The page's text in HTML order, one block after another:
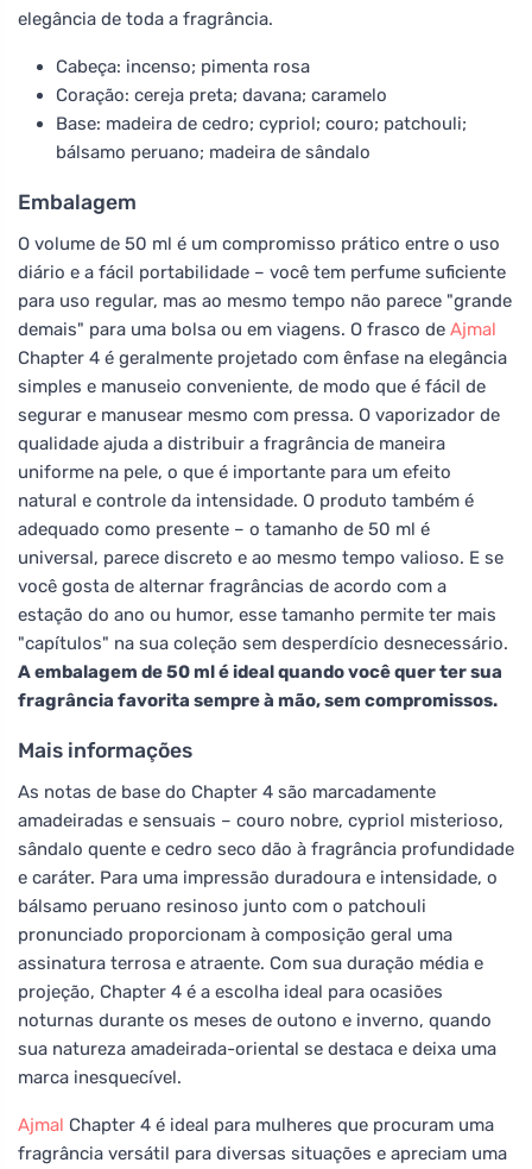
elegância de toda a fragrância.
Cabeça: incenso; pimenta rosa
Coração: cereja preta; davana; caramelo
Base: madeira de cedro; cypriol; couro; patchouli;
bálsamo peruano; madeira de sândalo
Embalagem
O volume de 50 ml é um compromisso prático entre o uso
diário e a fácil portabilidade – você tem perfume suficiente
para uso regular, mas ao mesmo tempo não parece "grande
demais" para uma bolsa ou em viagens. O frasco de Ajmal
Chapter 4 é geralmente projetado com ênfase na elegância
simples e manuseio conveniente, de modo que é fácil de
segurar e manusear mesmo com pressa. O vaporizador de
qualidade ajuda a distribuir a fragrância de maneira
uniforme na pele, o que é importante para um efeito
natural e controle da intensidade. O produto também é
adequado como presente – o tamanho de 50 ml é
universal, parece discreto e ao mesmo tempo valioso. E se
você gosta de alternar fragrâncias de acordo com a
estação do ano ou humor, esse tamanho permite ter mais
"capítulos" na sua coleção sem desperdício desnecessário.
A embalagem de 50 ml é ideal quando você quer ter sua
fragrância favorita sempre à mão, sem compromissos.
Mais informações
As notas de base do Chapter 4 são marcadamente
amadeiradas e sensuais – couro nobre, cypriol misterioso,
sândalo quente e cedro seco dão à fragrância profundidade
e caráter. Para uma impressão duradoura e intensidade, o
bálsamo peruano resinoso junto com o patchouli
pronunciado proporcionam à composição geral uma
assinatura terrosa e atraente. Com sua duração média e
projeção, Chapter 4 é a escolha ideal para ocasiões
noturnas durante os meses de outono e inverno, quando
sua natureza amadeirada-oriental se destaca e deixa uma
marca inesquecível.
Ajmal Chapter 4 é ideal para mulheres que procuram uma
fragrância versátil para diversas situações e apreciam uma